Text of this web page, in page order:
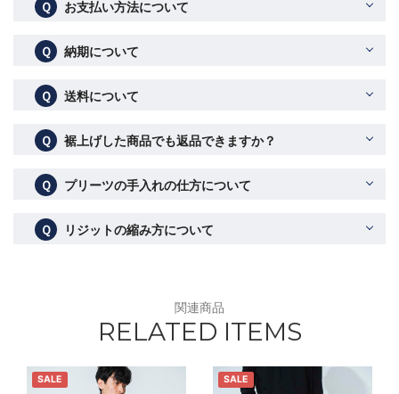
Ｑ お支払い方法について
Ｑ 納期について
Ｑ 送料について
Ｑ 裾上げした商品でも返品できますか？
Ｑ プリーツの手入れの仕方について
Ｑ リジットの縮み方について
関連商品
RELATED ITEMS
SALE SALE